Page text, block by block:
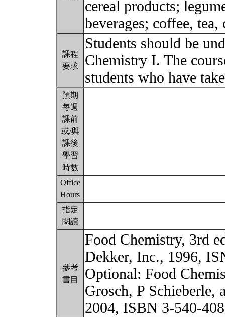
cereal products;
beverages; coffee,
課程
要求
Students should be
Chemistry I. The
students who have
預期
每週
課前
或/與
課後
學習
時數
Office
Hours
指定
閱讀
參考
書目
Food Chemistry, 3rd
Dekker, Inc., 1996,
Optional: Food
Grosch, P Schieberle,
2004, ISBN 3-540-